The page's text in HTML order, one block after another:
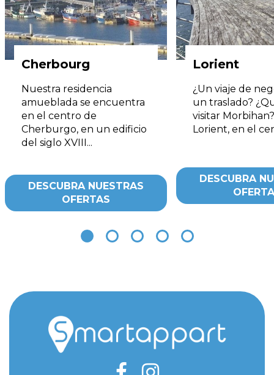
Cherbourg
Nuestra residencia
amueblada se encuentra
en el centro de
Cherburgo, en un edificio
del siglo XVIII...
DESCUBRA NUESTRAS
OFERTAS
Lorient
¿Un viaje de
un traslado?
visitar
Lorient, en el
DESCUBRA